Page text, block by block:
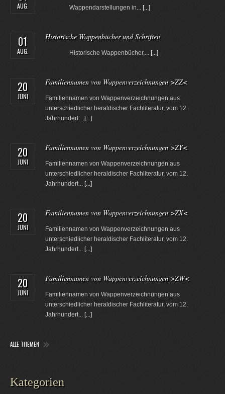
AUG. Wappendarstellungen in... [...]
01
AUG.
Historische Wappenbücher und Schriften
Historische Wappenbücher,... [...]
20
JUNI
Familiennamen von Wappenverzeichnungen >ZZ<
Familiennamen von Wappenverzeichnungen aus
unterschiedlicher heraldischer Fachliteratur, vom 12.
Jahrhundert... [...]
20
JUNI
Familiennamen von Wappenverzeichnungen >ZY<
Familiennamen von Wappenverzeichnungen aus
unterschiedlicher heraldischer Fachliteratur, vom 12.
Jahrhundert... [...]
20
JUNI
Familiennamen von Wappenverzeichnungen >ZX<
Familiennamen von Wappenverzeichnungen aus
unterschiedlicher heraldischer Fachliteratur, vom 12.
Jahrhundert... [...]
20
JUNI
Familiennamen von Wappenverzeichnungen >ZW<
Familiennamen von Wappenverzeichnungen aus
unterschiedlicher heraldischer Fachliteratur, vom 12.
Jahrhundert... [...]
ALLE THEMEN
Kategorien